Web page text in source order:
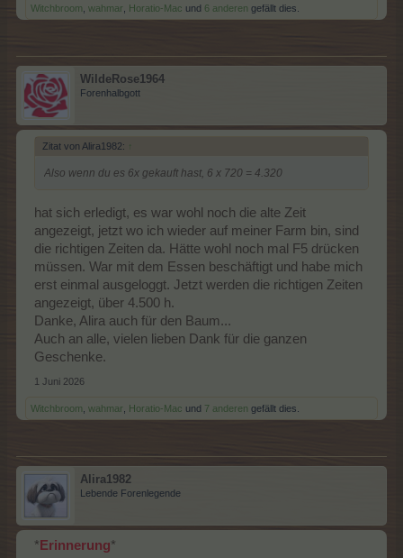
Witchbroom wahmar Horatio-Mac und 6 anderen gefällt dies.
WildeRose1964
Forenhalbgott
Zitat von Alira1982: ↑
Also wenn du es 6x gekauft hast, 6 x 720 = 4.320
hat sich erledigt, es war wohl noch die alte Zeit
angezeigt, jetzt wo ich wieder auf meiner Farm bin, sind
die richtigen Zeiten da. Hätte wohl noch mal F5 drücken
müssen. War mit dem Essen beschäftigt und habe mich
erst einmal ausgeloggt. Jetzt werden die richtigen Zeiten
angezeigt, über 4.500 h.
Danke, Alira auch für den Baum...
Auch an alle, vielen lieben Dank für die ganzen
Geschenke.
1 Juni 2026
Witchbroom wahmar Horatio-Mac und 7 anderen gefällt dies.
Alira1982
Lebende Forenlegende
* Erinnerung*